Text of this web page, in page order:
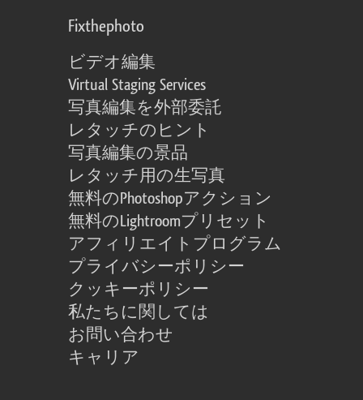
Fixthephoto
ビデオ編集
Virtual Staging Services
写真編集を外部委託
レタッチのヒント
写真編集の景品
レタッチ用の生写真
無料のPhotoshopアクション
無料のLightroomプリセット
アフィリエイトプログラム
プライバシーポリシー
クッキーポリシー
私たちに関しては
お問い合わせ
キャリア